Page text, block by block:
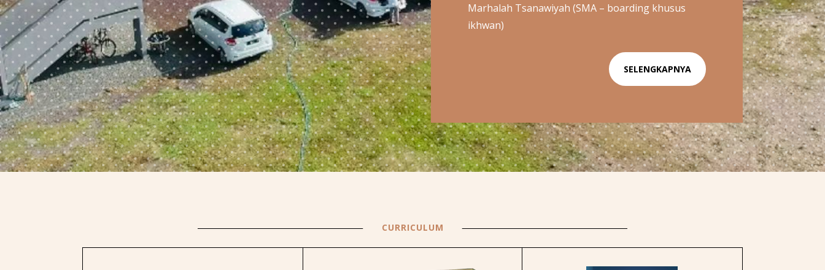
Marhalah Tsanawiyah (SMA – boarding khusus
ikhwan)
SELENGKAPNYA
CURRICULUM
CURRICULUM